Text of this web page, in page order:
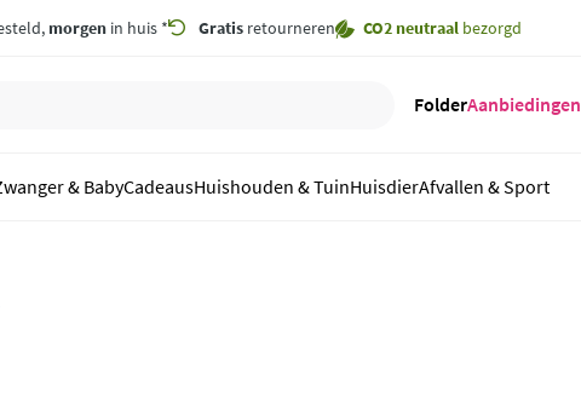
morgen in huis * Gratis retourneren CO2 neutraal bezorgd
FolderAanbiedingen
& BabyCadeausHuishouden & TuinHuisdierAfvallen & Sport